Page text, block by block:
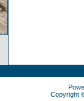
Copyright